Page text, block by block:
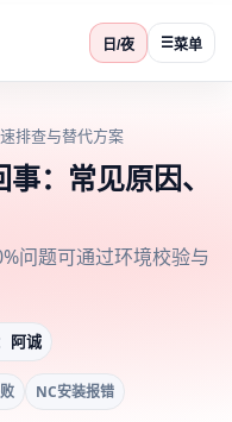
日/夜 ☰菜单
排查与替代方案
：常见原因、
问题可通过环境校验与
阿诚
NC安装报错